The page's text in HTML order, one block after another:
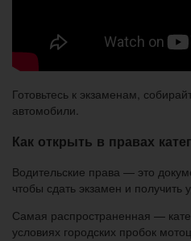
Готовьтесь к экзаменам,
автомобили.
Как открыть в правах
Водительские права — это
чтобы сдать экзамен и получить
Самая распространенная —
условиях городских пробок